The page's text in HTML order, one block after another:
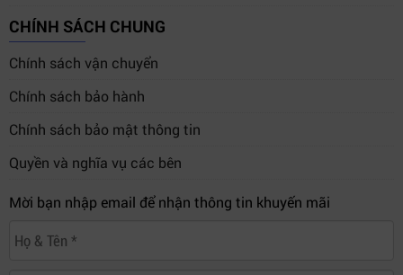
CHÍNH SÁCH CHUNG
Chính sách vận chuyển
Chính sách bảo hành
Chính sách bảo mật thông tin
Quyền và nghĩa vụ các bên
Mời bạn nhập email để nhận thông tin khuyến mãi